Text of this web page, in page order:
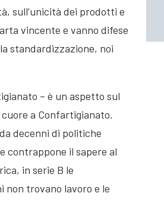
sull’unicità dei prodotti e
vincente e vanno difese
standardizzazione, noi
– è un aspetto sul
a Confartigianato.
decenni di politiche
contrappone il sapere al
in serie B le
non trovano lavoro e le